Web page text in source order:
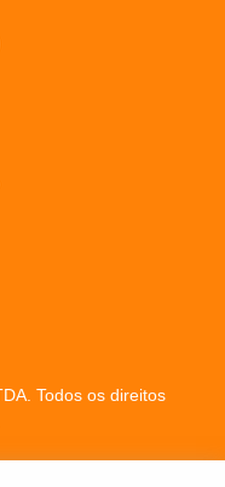
Todos os direitos